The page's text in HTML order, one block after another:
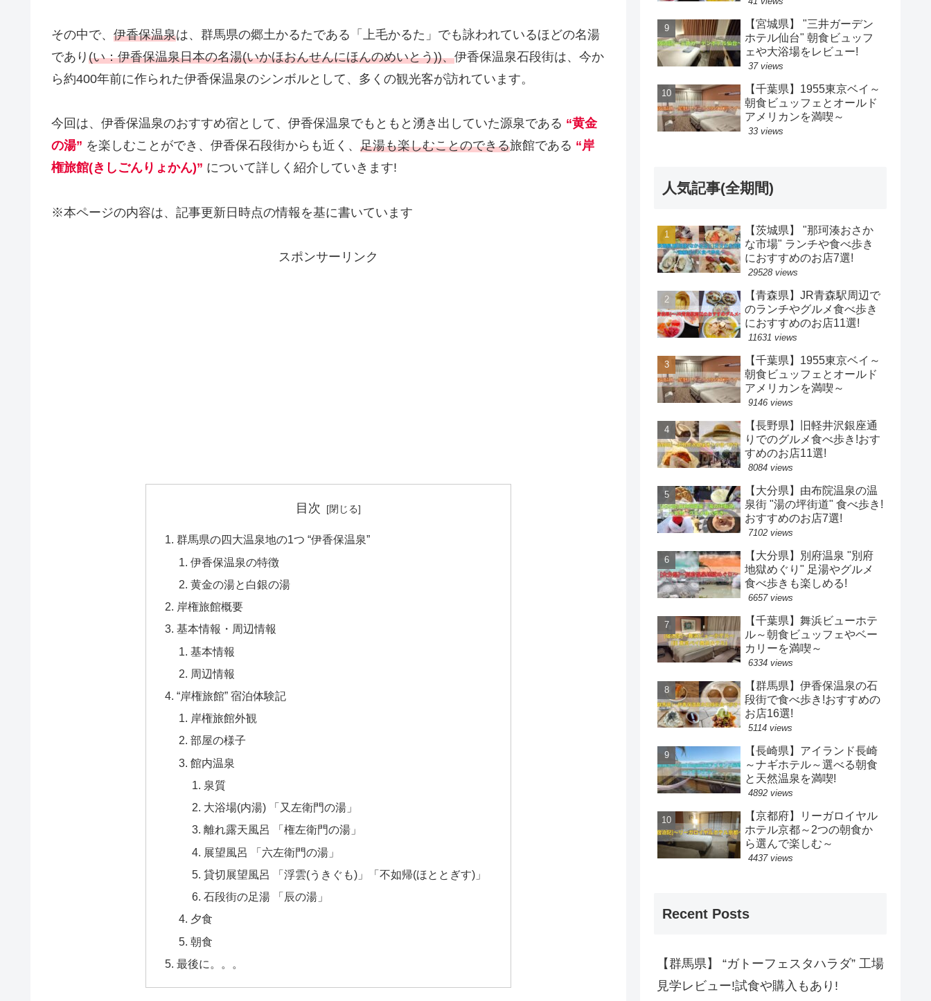
その中で、 伊香保温泉は、群馬県の郷土かるたである「上毛かるた」でも詠われているほどの名湯
であり (い：伊香保温泉日本の名湯(いかほおんせんにほんのめいとう))、伊香保温泉石段街は、今か
ら約400年前に作られた伊香保温泉のシンボルとして、多くの観光客が訪れています。
今回は、伊香保温泉のおすすめ宿として、伊香保温泉でもともと湧き出していた源泉である “黄金
の湯” を楽しむことができ、伊香保石段街からも近く、 足湯も楽しむことのできる旅館である “岸
権旅館(きしごんりょかん)” について詳しく紹介していきます!
※本ページの内容は、記事更新日時点の情報を基に書いています
スポンサーリンク
目次
群馬県の四大温泉地の1つ “伊香保温泉”
伊香保温泉の特徴
黄金の湯と白銀の湯
岸権旅館概要
基本情報・周辺情報
基本情報
周辺情報
“岸権旅館” 宿泊体験記
岸権旅館外観
部屋の様子
館内温泉
泉質
大浴場(内湯) 「又左衛門の湯」
離れ露天風呂 「権左衛門の湯」
展望風呂 「六左衛門の湯」
貸切展望風呂 「浮雲(うきぐも)」「不如帰(ほととぎす)」
石段街の足湯 「辰の湯」
夕食
朝食
最後に。。。
【宮城県】 "三井ガーデン
ホテル仙台" 朝食ビュッフ
ェや大浴場をレビュー!
37 views
【千葉県】1955東京ベイ～
朝食ビュッフェとオールド
アメリカンを満喫～
33 views
人気記事(全期間)
【茨城県】 "那珂湊おさか
な市場" ランチや食べ歩き
におすすめのお店7選!
29528 views
【青森県】JR青森駅周辺で
のランチやグルメ食べ歩き
におすすめのお店11選!
11631 views
【千葉県】1955東京ベイ～
朝食ビュッフェとオールド
アメリカンを満喫～
9146 views
【長野県】旧軽井沢銀座通
りでのグルメ食べ歩き!おす
すめのお店11選!
8084 views
【大分県】由布院温泉の温
泉街 "湯の坪街道" 食べ歩き!
おすすめのお店7選!
7102 views
【大分県】別府温泉 "別府
地獄めぐり" 足湯やグルメ
食べ歩きも楽しめる!
6657 views
【千葉県】舞浜ビューホテ
ル～朝食ビュッフェやベー
カリーを満喫～
6334 views
【群馬県】伊香保温泉の石
段街で食べ歩き!おすすめの
お店16選!
5114 views
【長崎県】アイランド長崎
～ナギホテル～選べる朝食
と天然温泉を満喫!
4892 views
【京都府】リーガロイヤル
ホテル京都～2つの朝食か
ら選んで楽しむ～
4437 views
Recent Posts
【群馬県】 “ガトーフェスタハラダ” 工場
見学レビュー!試食や購入もあり!